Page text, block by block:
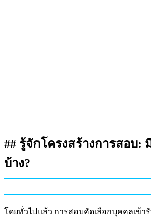
## รู้จักโครงสร้างการสอบ:
บ้าง?
โดยทั่วไปแล้ว การสอบคัดเลือกบุคคลเข้า